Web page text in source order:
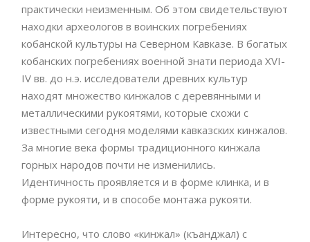
практически неизменным. Об этом свидетельствуют
находки археологов в воинских погребениях
кобанской культуры на Северном Кавказе. В богатых
кобанских погребениях военной знати периода XVI-
IV вв. до н.э. исследователи древних культур
находят множество кинжалов с деревянными и
металлическими рукоятями, которые схожи с
известными сегодня моделями кавказских кинжалов.
За многие века формы традиционного кинжала
горных народов почти не изменились.
Идентичность проявляется и в форме клинка, и в
форме рукояти, и в способе монтажа рукояти.
Интересно, что слово «кинжал» (къанджал) с